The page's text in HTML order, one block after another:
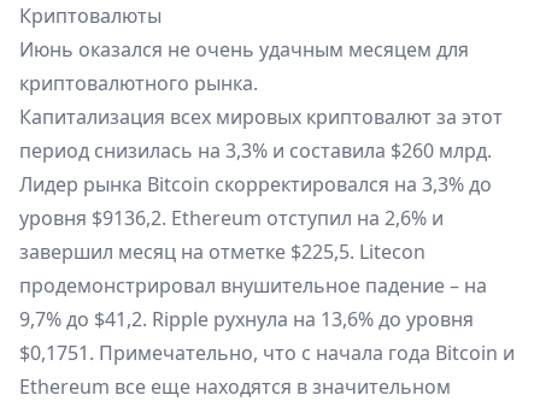
Криптовалюты
Июнь оказался не очень удачным месяцем для
криптовалютного рынка.
Капитализация всех мировых криптовалют за этот
период снизилась на 3,3% и составила $260 млрд.
Лидер рынка Bitcoin скорректировался на 3,3% до
уровня $9136,2. Ethereum отступил на 2,6% и
завершил месяц на отметке $225,5. Litecon
продемонстрировал внушительное падение – на
9,7% до $41,2. Ripple рухнула на 13,6% до уровня
$0,1751. Примечательно, что с начала года Bitcoin и
Ethereum все еще находятся в значительном